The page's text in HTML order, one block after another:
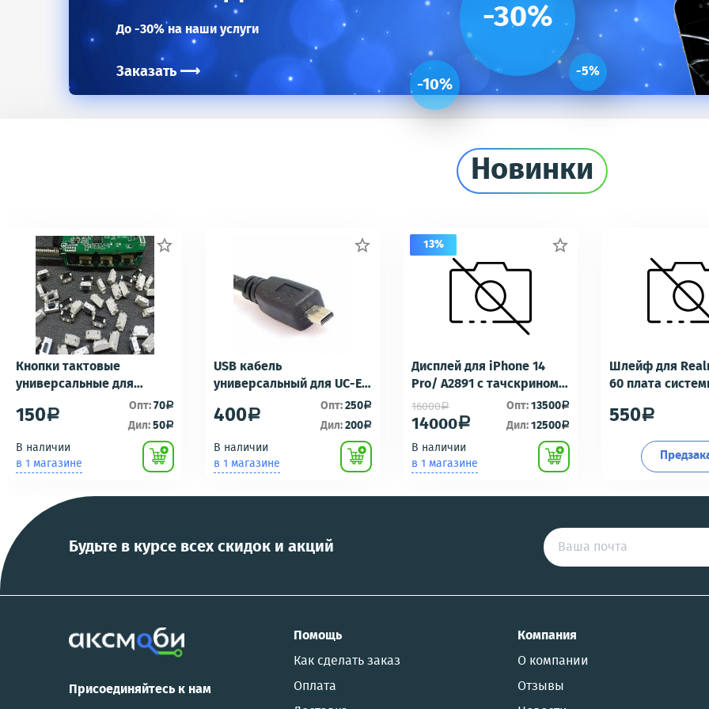
До -30% на наши услуги
Заказать⟶
-30%
-10%
-5%
Новинки

Кнопки тактовые
универсальные для
сигнализаций (кнопки,
ключи) Scher-Khan,
Tomahawk, Pandora, KGB,
Pantera, Alligator и другие
150a Опт:70a
Дил:50a
В наличии
в 1 магазине

USB кабель
универсальный для UC-E6
UC-E16 UC-E17 зарядка/
подключению к пк для
NIKON/SONY COOL
PIX/PANASONIC/OLYMPUS
400a Опт:250a
Дил:200a
В наличии
в 1 магазине

Дисплей для iPhone 14
Pro/ A2891 с тачскрином
Черный - OR100 с разбора
идеальное состояние
16000a
14000a
13%
Опт:13500a
Дил:12500a
В наличии
в 1 магазине
Шлейф для
60 плата
гарнитуры/
Премиум
550a
Будьте в курсе всех скидок и акций
Присоединяйтесь к нам
Помощь
Как сделать заказ
Оплата
Компания
О компании
Отзывы